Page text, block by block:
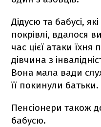
Дідусю та бабусі,
покрівлі, вдалося
час цієї атаки
дівчина з
Вона мала вади
її покинули батьки.
Пенсіонери також
бабусю.